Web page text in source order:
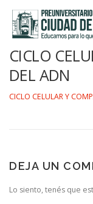
contenido
INICIO
CICLO
DEL ADN
CICLO CELULAR Y
DEJA UN
Lo siento, tenés que